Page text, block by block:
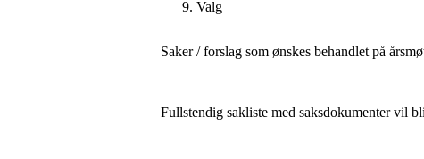
Valg
Saker / forslag som ønskes behandlet på
Fullstendig sakliste med saksdokumenter vil